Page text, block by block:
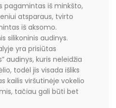
pagamintas iš minkšto,
atsparaus, tvirto
iš aksomo.
silikoninis audinys.
yra prisiūtas
audinys, kuris neleidžia
todėl jis visada išliks
kailis viršutinėje vokelio
tačiau gali būti bet